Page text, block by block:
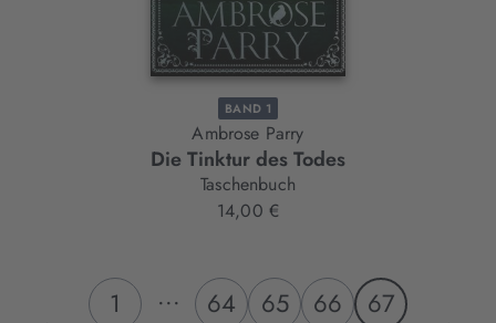
BAND 1
Ambrose Parry
Die Tinktur des Todes
Taschenbuch
14,00 €
1 ... 64 65 66
67